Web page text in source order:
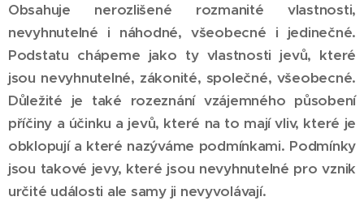
Obsahuje nerozlišené rozmanité vlastnosti,
nevyhnutelné i náhodné, všeobecné i jedinečné.
Podstatu chápeme jako ty vlastnosti jevů, které
jsou nevyhnutelné, zákonité, společné, všeobecné.
Důležité je také rozeznání vzájemného působení
příčiny a účinku a jevů, které na to mají vliv, které je
obklopují a které nazýváme podmínkami. Podmínky
jsou takové jevy, které jsou nevyhnutelné pro vznik
určité události ale samy ji nevyvolávají.